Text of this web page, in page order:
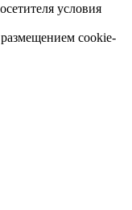
условия
размещением cookie-